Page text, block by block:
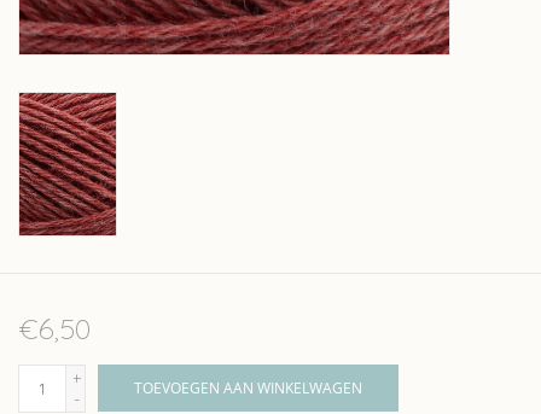
€6,50
+
-
TOEVOEGEN AAN WINKELWAGEN